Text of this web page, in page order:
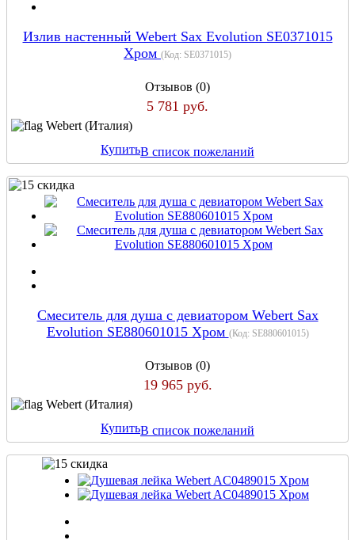
Излив настенный Webert Sax Evolution SE0371015
Хром (Код: SE0371015)
Отзывов (0)
5 781 руб.
Webert (Италия)
КупитьВ список пожеланий
Смеситель для душа с девиатором Webert Sax
Evolution SE880601015 Хром (Код: SE880601015)
Отзывов (0)
19 965 руб.
Webert (Италия)
КупитьВ список пожеланий